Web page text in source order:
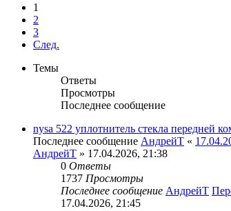
1
2
3
След.
Темы
Ответы
Просмотры
Последнее сообщение
nysa 522 уплотнитель стекла передней
Последнее сообщение АндрейТ «
АндрейТ » 17.04.2026, 21:38
0 Ответы
1737 Просмотры
Последнее сообщение АндрейТ
17.04.2026, 21:45